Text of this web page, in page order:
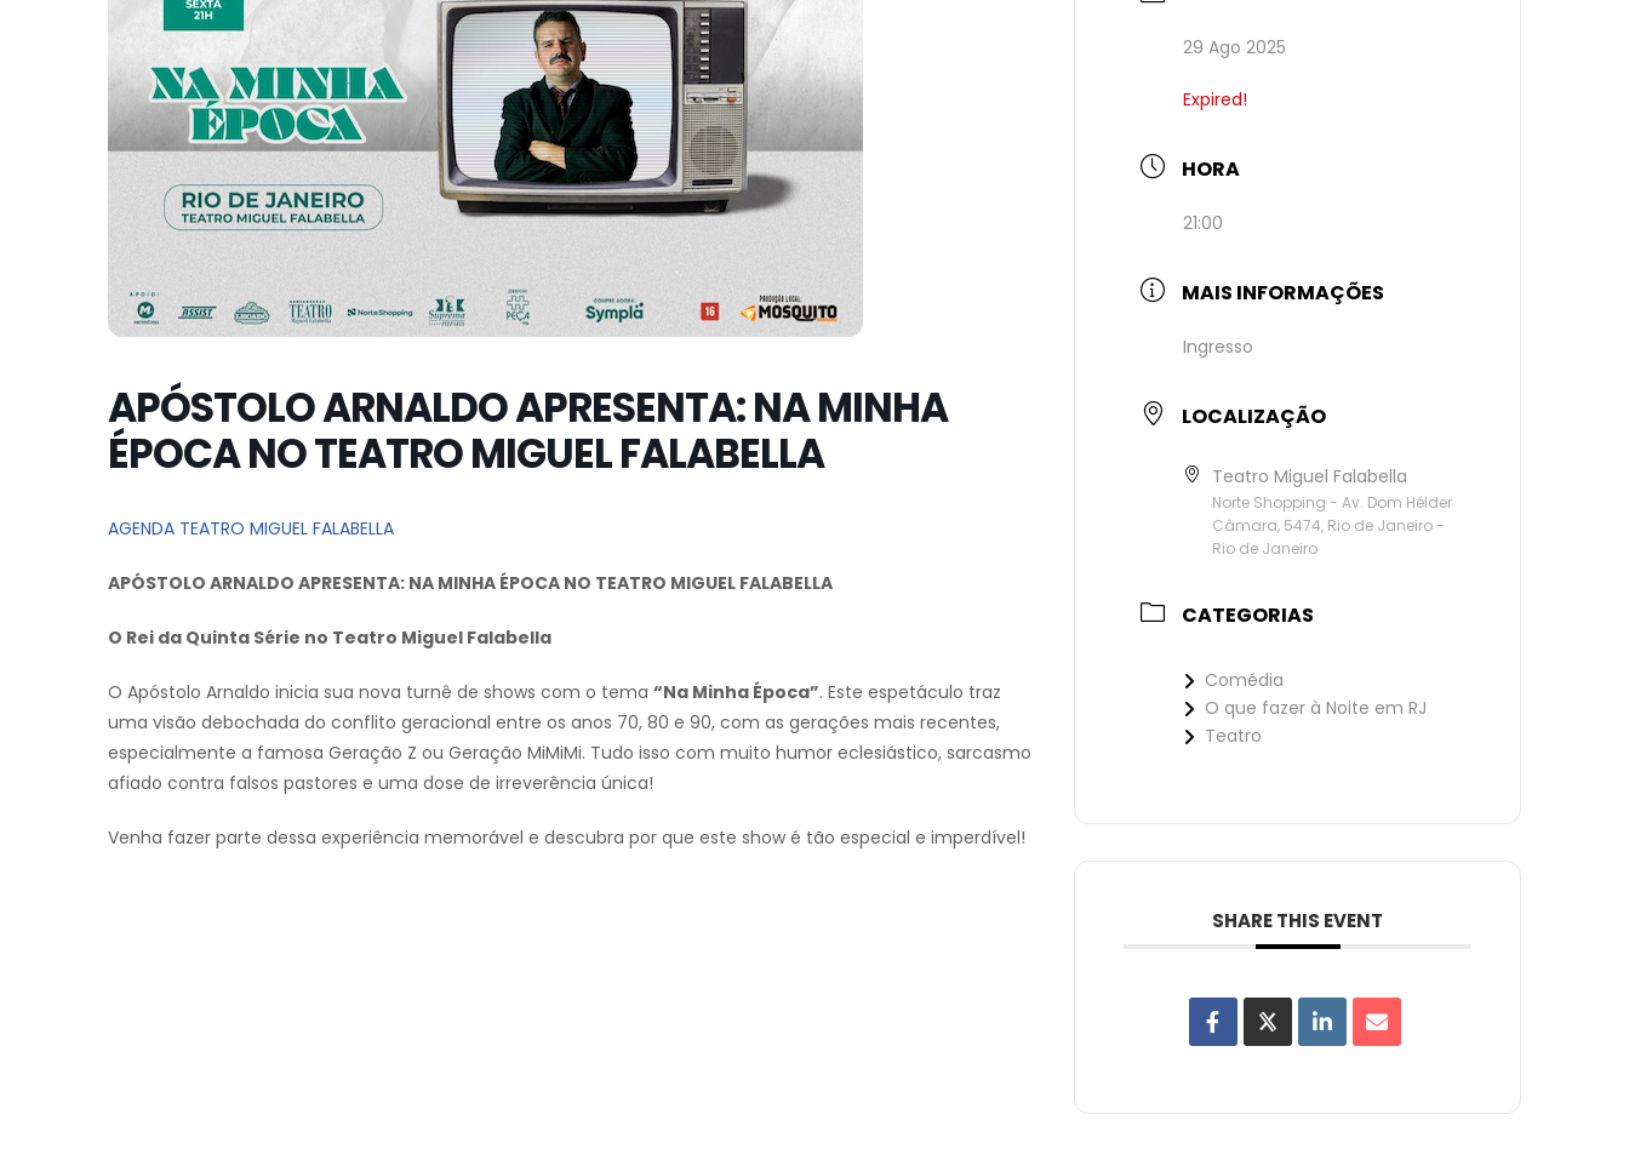
APÓSTOLO ARNALDO APRESENTA: NA MINHA
ÉPOCA NO TEATRO MIGUEL FALABELLA
AGENDA TEATRO MIGUEL FALABELLA
APÓSTOLO ARNALDO APRESENTA: NA MINHA ÉPOCA NO TEATRO MIGUEL FALABELLA
O Rei da Quinta Série no Teatro Miguel Falabella
O Apóstolo Arnaldo inicia sua nova turnê de shows com o tema “Na Minha Época”. Este espetáculo traz
uma visão debochada do conflito geracional entre os anos 70, 80 e 90, com as gerações mais recentes,
especialmente a famosa Geração Z ou Geração MiMiMi. Tudo isso com muito humor eclesiástico, sarcasmo
afiado contra falsos pastores e uma dose de irreverência única!
Venha fazer parte dessa experiência memorável e descubra por que este show é tão especial e imperdível!
29 Ago 2025
Expired!
HORA
21:00
MAIS INFORMAÇÕES
Ingresso
LOCALIZAÇÃO
Teatro Miguel Falabella
Norte Shopping - Av. Dom Hélder
Câmara, 5474, Rio de Janeiro -
Rio de Janeiro
CATEGORIAS
Comédia
O que fazer à Noite em RJ
Teatro
SHARE THIS EVENT